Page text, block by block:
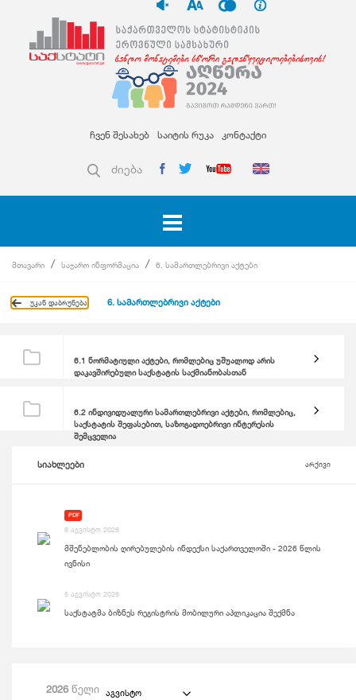
ჩვენ შესახებ საიტის რუკა კონტაქტი
ძიება
მთავარი საჯარო ინფორმაცია 6. სამართლებრივი აქტები
უკან დაბრუნება 6. სამართლებრივი აქტები
6.1 ნორმატიული აქტები, რომლებიც უშუალოდ არის
დაკავშირებული საქსტატის საქმიანობასთან
6.2 ინდივიდუალური სამართლებრივი აქტები, რომლებიც,
საქსტატის შეფასებით, საზოგადოებრივი ინტერესის
შემცველია
სიახლეები არქივი
PDF
6 აგვისტო 2026
მშენებლობის ღირებულების ინდექსი საქართველოში - 2026 წლის
ივნისი
5 აგვისტო 2026
საქსტატმა ბიზნეს რეგისტრის მობილური აპლიკაცია შექმნა
2026წელი აგვისტო